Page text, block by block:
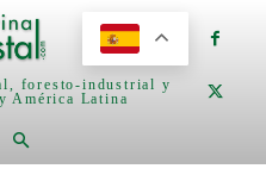
foresto-industrial y
América Latina